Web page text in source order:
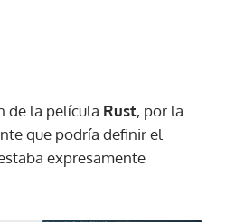
de la película Rust, por la
que podría definir el
expresamente